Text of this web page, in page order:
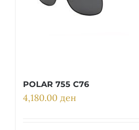
POLAR 755 C76
4,180.00 ден